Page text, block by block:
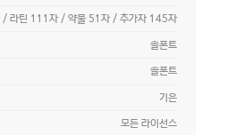
/ 라틴 111자 / 약물 51자 / 추가자 145자
솔폰트
솔폰트
기은
모든 라이선스